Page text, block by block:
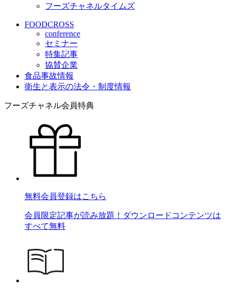
フーズチャネルタイムズ
FOODCROSS
conference
セミナー
特集記事
協賛企業
食品事故情報
衛生と表示の法令・制度情報
フーズチャネル会員特典
無料会員登録はこちら
会員限定記事が読み放題！ダウンロードコンテンツは
すべて無料